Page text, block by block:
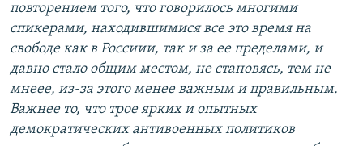
повторением того, что говорилось многими
спикерами, находившимися все это время на
свободе как в Россиии, так и за ее пределами, и
давно стало общим местом, не становясь, тем не
мнеее, из-за этого менее важным и правильным.
Важнее то, что трое ярких и опытных
демократических антивоенных политиков